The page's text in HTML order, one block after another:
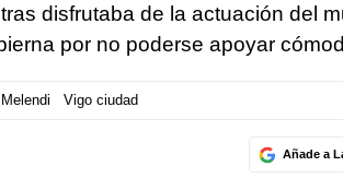
disfrutaba de la actuación del
por no poderse apoyar
Melendi Vigo ciudad
Añade a